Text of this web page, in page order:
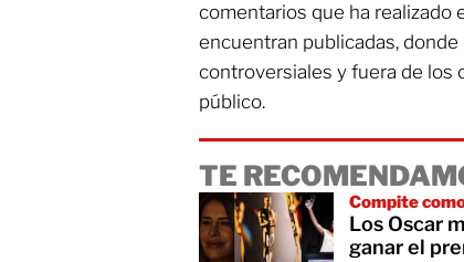
comentarios que ha realizado
encuentran publicadas,
controversiales y fuera de los
público.
TE
Compite
Los Oscar
ganar el